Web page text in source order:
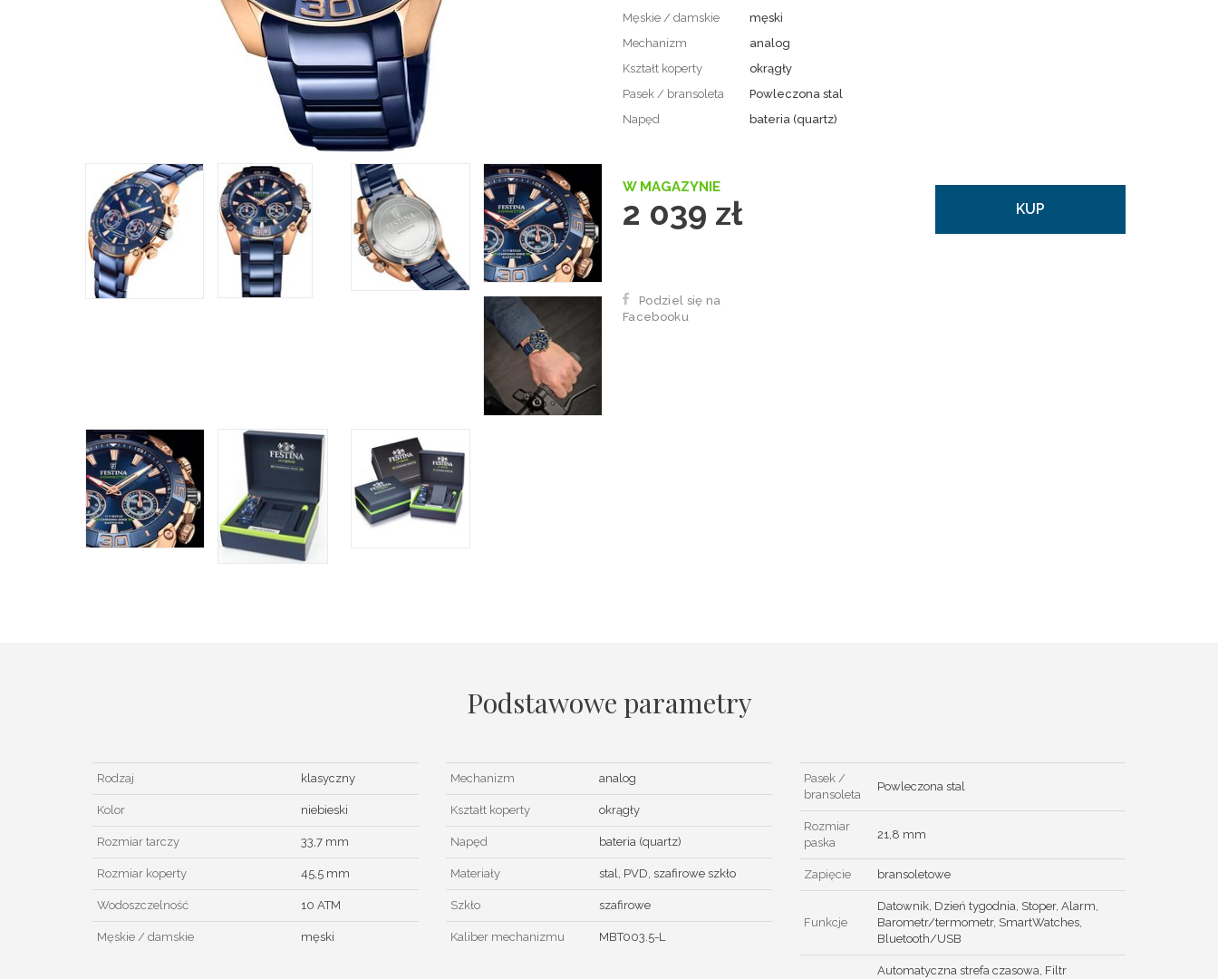
Męskie / damskie
męski
Mechanizm
analog
Kształt koperty
okrągły
Pasek / bransoleta
Powleczona stal
Napęd
bateria (quartz)
W MAGAZYNIE
2 039 zł KUP
Podziel się na
Facebooku
Podstawowe parametry
Rodzaj klasyczny
Kolor niebieski
Rozmiar tarczy 33,7 mm
Rozmiar koperty 45,5 mm
Wodoszczelność 10 ATM
Męskie / damskie męski
Mechanizm analog
Kształt koperty okrągły
Napęd bateria (quartz)
Materiały stal, PVD, szafirowe szkło
Szkło szafirowe
Kaliber mechanizmu MBT003.5-L
Pasek /
bransoleta
Powleczona stal
Rozmiar
paska
21,8 mm
Zapięcie bransoletowe
Funkcje
Datownik, Dzień tygodnia, Stoper, Alarm,
Barometr/termometr, SmartWatches,
Bluetooth/USB
Automatyczna strefa czasowa, Filtr